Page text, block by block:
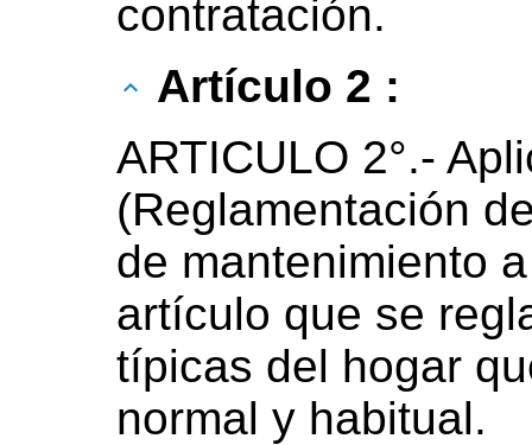
contratación.
Artículo 2 :
ARTICULO 2°.-
(Reglamentación
de mantenimiento
artículo que se
típicas del hogar
normal y habitual.